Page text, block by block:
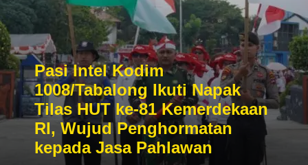
Pasi Intel Kodim
1008/Tabalong Ikuti Napak
Tilas HUT ke-81 Kemerdekaan
RI, Wujud Penghormatan
kepada Jasa Pahlawan